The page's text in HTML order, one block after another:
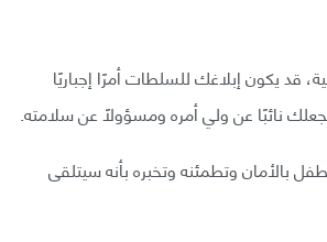
قد يكون إبلاغك للسلطات أمرًا إجباريًا
نائبًا عن ولي أمره ومسؤولًا عن سلامته.
بالأمان وتطمئنه وتخبره بأنه سيتلقى